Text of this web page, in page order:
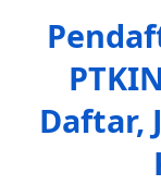
Daftar,